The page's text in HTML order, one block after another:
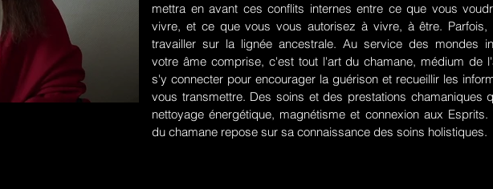
mettra en avant ces conflits internes entre ce que vous
vivre, et ce que vous vous autorisez à vivre, à être. Parfois,
travailler sur la lignée ancestrale. Au service des mondes
votre âme comprise, c'est tout l'art du chamane, médium de
s'y connecter pour encourager la guérison et recueillir les
vous transmettre. Des soins et des prestations chamaniques
nettoyage énergétique, magnétisme et connexion aux Esprits.
du chamane repose sur sa connaissance des soins holistiques.